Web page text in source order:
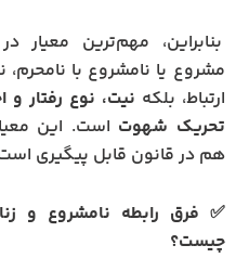
بنابراین، مهم‌ترین معیار
مشروع یا نامشروع با
ارتباط، بلکه نیت، نوع رفتار
تحریک شهوت است. این
هم در قانون قابل پیگیری
✅ فرق رابطه نامشروع و
چیست؟